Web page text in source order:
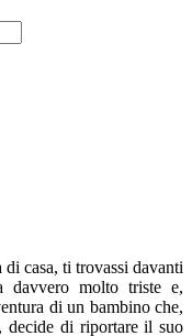
casa, ti trovassi davanti
davvero molto triste e,
di un bambino che,
decide di riportare il suo